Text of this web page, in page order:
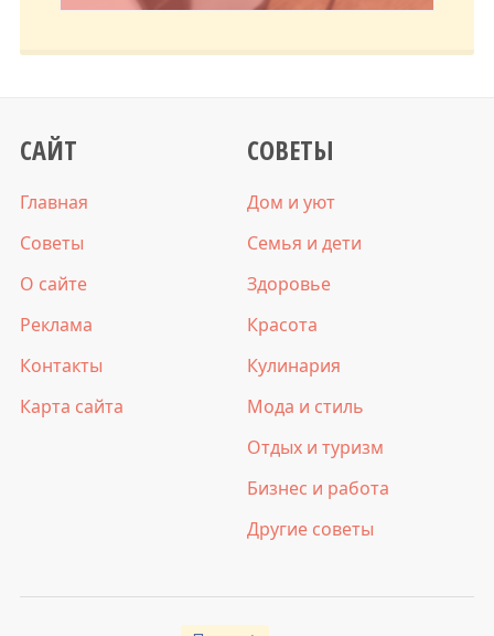
САЙТ
Главная
Советы
О сайте
Реклама
Контакты
Карта сайта
СОВЕТЫ
Дом и уют
Семья и дети
Здоровье
Красота
Кулинария
Мода и стиль
Отдых и туризм
Бизнес и работа
Другие советы